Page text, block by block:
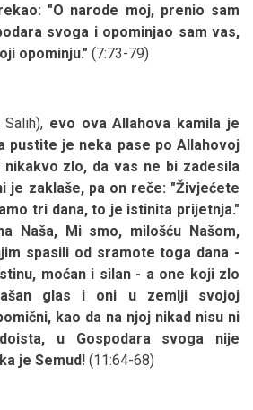
"O narode moj, prenio sam
svoga i opominjao sam vas,
opominju." (7:73-79)
evo ova Allahova kamila je
pustite je neka pase po Allahovoj
zlo, da vas ne bi zadesila
je zaklaše, pa on reče: "Živjećete
tri dana, to je istinita prijetnja."
Naša, Mi smo, milošću Našom,
spasili od sramote toga dana -
moćan i silan - a one koji zlo
glas i oni u zemlji svojoj
kao da na njoj nikad nisu ni
u Gospodara svoga nije
je Semud! (11:64-68)